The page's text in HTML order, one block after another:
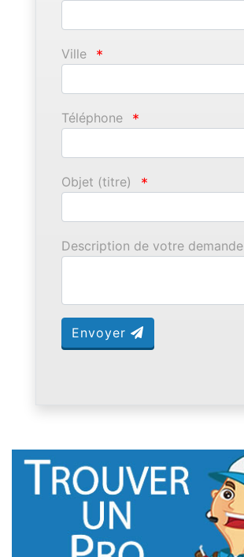
Ville *
Téléphone *
Objet (titre) *
Description de votre demande
Envoyer